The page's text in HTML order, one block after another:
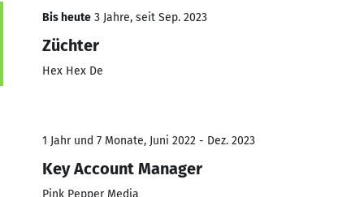
Bis heute 3 Jahre, seit Sep. 2023
Züchter
Hex Hex De
1 Jahr und 7 Monate, Juni 2022 - Dez. 2023
Key Account Manager
Pink Pepper Media